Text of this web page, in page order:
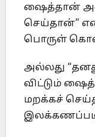
ஷைத்தான்
செய்தான்”
பொருள்
அல்லது
விட்டும்
மறக்கச்